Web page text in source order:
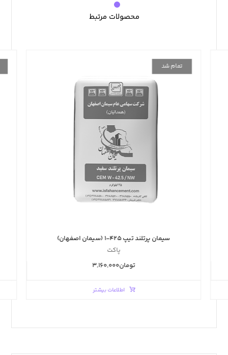
محصولات مرتبط
سیمان پرتلند تیپ ۴۲۵-۱ (سیمان اصفهان)
پاکت
تومان۳,۱۶۰,۰۰۰
تمام شد
اطلاعات بیشتر